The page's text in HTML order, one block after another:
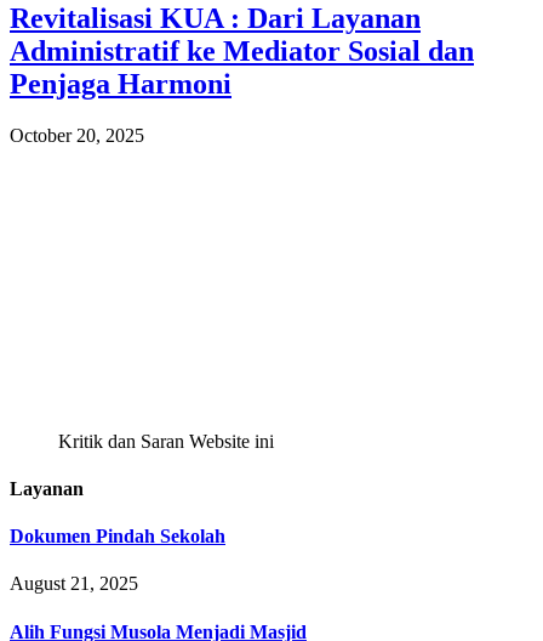
Revitalisasi KUA : Dari Layanan
Administratif ke Mediator Sosial dan
Penjaga Harmoni
October 20, 2025
Kritik dan Saran Website ini
Layanan
Dokumen Pindah Sekolah
August 21, 2025
Alih Fungsi Musola Menjadi Masjid